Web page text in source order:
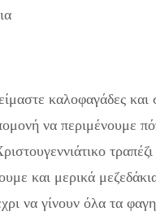
καλοφαγάδες και
να περιμένουμε
και μερικά
να γίνουν όλα τα